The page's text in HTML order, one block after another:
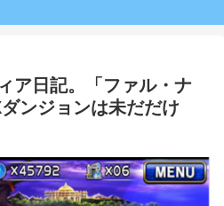
ア日記。「ファル・ナ
ンジョンは未だだけ